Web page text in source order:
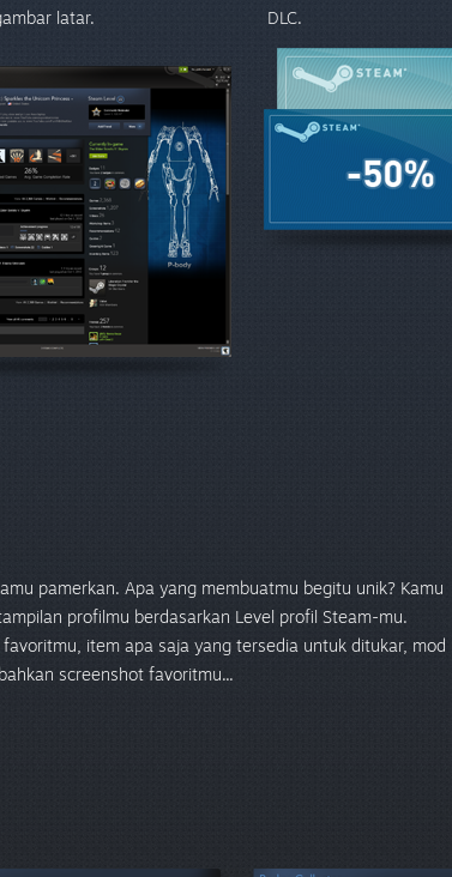
latar.
DLC.
pamerkan. Apa yang membuatmu begitu unik? Kamu
profilmu berdasarkan Level profil Steam-mu.
favoritmu, item apa saja yang tersedia untuk ditukar, mod
screenshot favoritmu...